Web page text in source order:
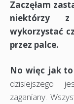
Zaczęłam
niektórzy
wykorzystać
przez palce.
No więc jak
dzisiejszego
zaganiany.